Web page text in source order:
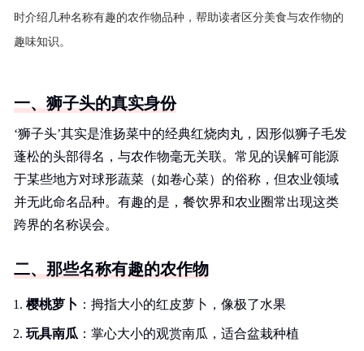
时介绍几种名称有趣的农作物品种，帮助读者区分美食与农作物的
趣味知识。
一、狮子头的真实身份
‘狮子头’其实是淮扬菜中的经典红烧肉丸，因形似狮子毛发
蓬松的头部得名，与农作物毫无关联。常见的误解可能源
于某些地方对球形蔬菜（如卷心菜）的俗称，但农业领域
并无此命名品种。有趣的是，餐饮界和农业圈常出现这类
跨界的名称误会。
二、那些名称有趣的农作物
樱桃萝卜 ：拇指大小的红皮萝卜，像极了水果
玩具南瓜 ：掌心大小的观赏南瓜，适合盆栽种植